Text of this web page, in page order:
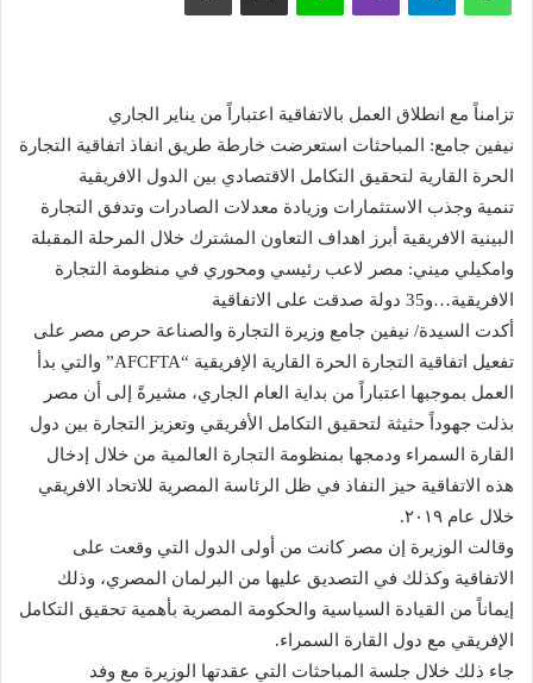
تزامناً مع انطلاق العمل بالاتفاقية اعتباراً من يناير الجاري
نيفين جامع: المباحثات استعرضت خارطة طريق انفاذ اتفاقية التجارة
الحرة القارية لتحقيق التكامل الاقتصادي بين الدول الافريقية
تنمية وجذب الاستثمارات وزيادة معدلات الصادرات وتدفق التجارة
البينية الافريقية أبرز اهداف التعاون المشترك خلال المرحلة المقبلة
وامكيلي ميني: مصر لاعب رئيسي ومحوري في منظومة التجارة
الافريقية…و35 دولة صدقت على الاتفاقية
أكدت السيدة/ نيفين جامع وزيرة التجارة والصناعة حرص مصر على
تفعيل اتفاقية التجارة الحرة القارية الإفريقية “AFCFTA” والتي بدأ
العمل بموجبها اعتباراً من بداية العام الجاري، مشيرةً إلى أن مصر
بذلت جهوداً حثيثة لتحقيق التكامل الأفريقي وتعزيز التجارة بين دول
القارة السمراء ودمجها بمنظومة التجارة العالمية من خلال إدخال
هذه الاتفاقية حيز النفاذ في ظل الرئاسة المصرية للاتحاد الافريقي
خلال عام ٢٠١٩.
وقالت الوزيرة إن مصر كانت من أولى الدول التي وقعت على
الاتفاقية وكذلك في التصديق عليها من البرلمان المصري، وذلك
إيماناً من القيادة السياسية والحكومة المصرية بأهمية تحقيق التكامل
الإفريقي مع دول القارة السمراء.
جاء ذلك خلال جلسة المباحثات التي عقدتها الوزيرة مع وفد